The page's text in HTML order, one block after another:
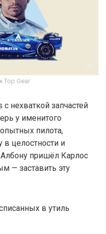
Gear
нехваткой запчастей
у именитого
пилота,
целостности и
Албону пришёл Карлос
— заставить эту
в утиль